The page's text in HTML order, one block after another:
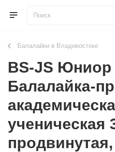
Балалайки в Владивостоке
BS-JS
Балалайка-
ученическая
продвинутая,